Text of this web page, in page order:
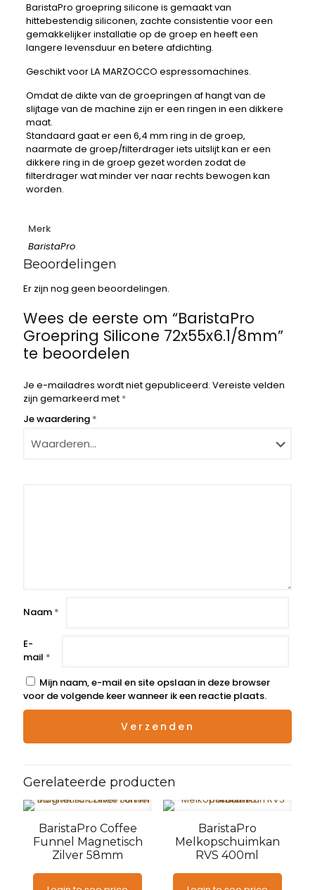
BaristaPro groepring silicone is gemaakt van
hittebestendig siliconen, zachte consistentie voor een
gemakkelijker installatie op de groep en heeft een
langere levensduur en betere afdichting.
Geschikt voor LA MARZOCCO espressomachines.
Omdat de dikte van de groepringen af hangt van de
slijtage van de machine zijn er een ringen in een dikkere
maat.
Standaard gaat er een 6,4 mm ring in de groep,
naarmate de groep/filterdrager iets uitslijt kan er een
dikkere ring in de groep gezet worden zodat de
filterdrager wat minder ver naar rechts bewogen kan
worden.
Merk
BaristaPro
Beoordelingen
Er zijn nog geen beoordelingen.
Wees de eerste om “BaristaPro
Groepring Silicone 72x55x6.1/8mm”
te beoordelen
Je e-mailadres wordt niet gepubliceerd. Vereiste velden
zijn gemarkeerd met *
Je waardering *
Naam *
E-
mail *
Mijn naam, e-mail en site opslaan in deze browser
voor de volgende keer wanneer ik een reactie plaats.
Gerelateerde producten
BaristaPro Coffee
Funnel Magnetisch
Zilver 58mm
BaristaPro
Melkopschuimkan
RVS 400ml